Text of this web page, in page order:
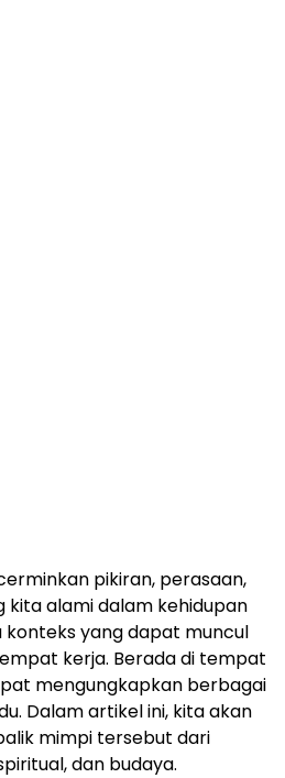
pikiran, perasaan,
kita alami dalam kehidupan
konteks yang dapat muncul
kerja. Berada di tempat
mengungkapkan berbagai
Dalam artikel ini, kita akan
mimpi tersebut dari
dan budaya.